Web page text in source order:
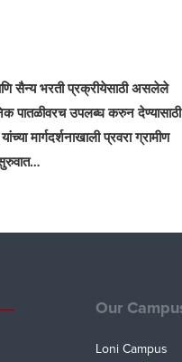
आणि सैन्‍य भरती प्रक्रीयेसाठी असलेले
पातळीवरच उपलब्‍घ करुन देण्‍यासाठी
मार्गदर्शनाखाली प्रवरा ग्रामीण
Our
Loni Campus